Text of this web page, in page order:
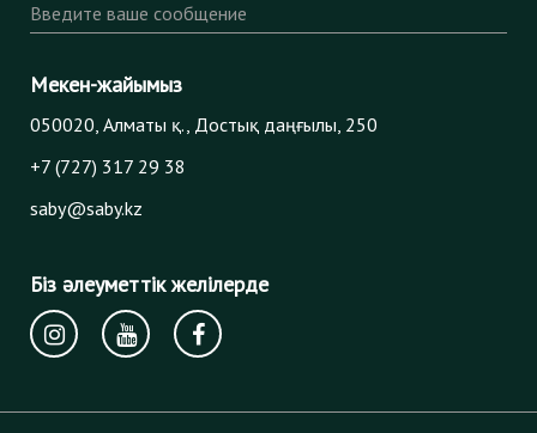
Введите ваше сообщение
Мекен-жайымыз
050020, Алматы қ., Достық даңғылы, 250
+7 (727) 317 29 38
saby@saby.kz
Біз әлеуметтік желілерде